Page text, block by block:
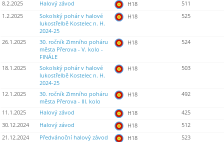
8.2.2025 Halový závod H18
511
1.2.2025
Sokolský pohár v halové
lukostřelbě Kostelec n. H.
2024-25
H18 525
26.1.2025
30. ročník Zimního poháru
města Přerova - V. kolo -
FINÁLE
H18 524
18.1.2025
Sokolský pohár v halové
lukostřelbě Kostelec n. H.
2024-25
H18 503
12.1.2025
30. ročník Zimního poháru
města Přerova - III. kolo
H18 492
11.1.2025 Halový závod H18
425
30.12.2024
Halový závod H18
512
21.12.2024
Předvánoční halový závod H18
523